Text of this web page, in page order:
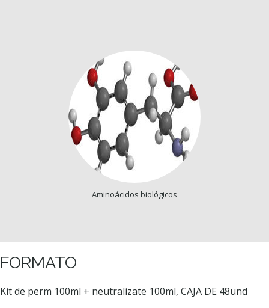
Aminoácidos biológicos
FORMATO
Kit de perm 100ml + neutralizate 100ml, CAJA DE 48und